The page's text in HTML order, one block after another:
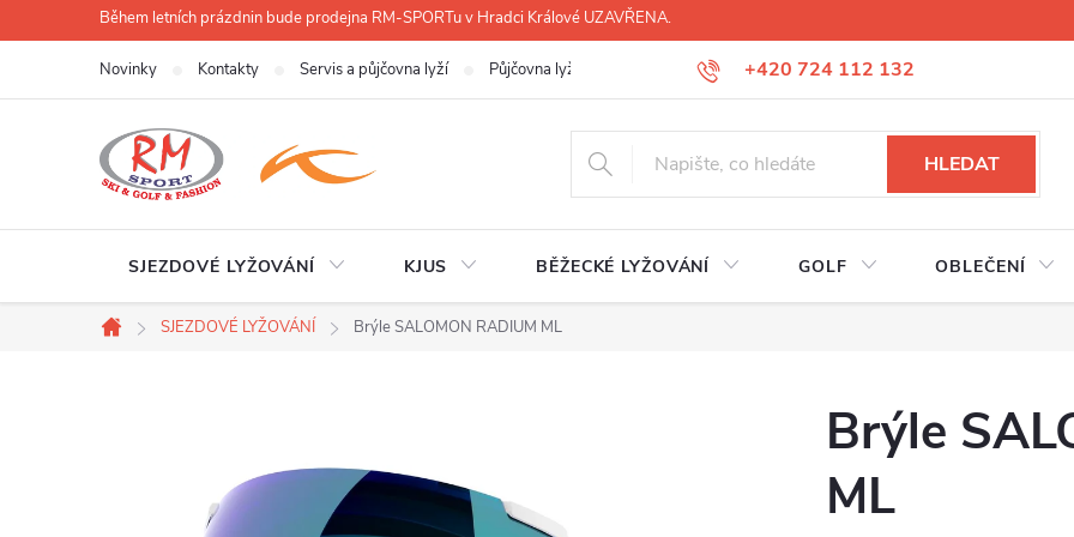
na
Během letních prázdnin bude prodejna RM-SPORTu v Hradci Králové UZAVŘENA.
+420 724 112 132
Novinky Kontakty Servis a půjčovna lyží Půjčovna lyží, lyžáků, běžek Úprava lyžáků na míru
HLEDAT
SJEZDOVÉ LYŽOVÁNÍ KJUS BĚŽECKÉ LYŽOVÁNÍ GOLF OBLEČENÍ
Domů
SJEZDOVÉ LYŽOVÁNÍ Brýle SALOMON RADIUM ML
Brýle
ML